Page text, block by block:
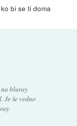
bi se ti doma
bluray
Je še vedno